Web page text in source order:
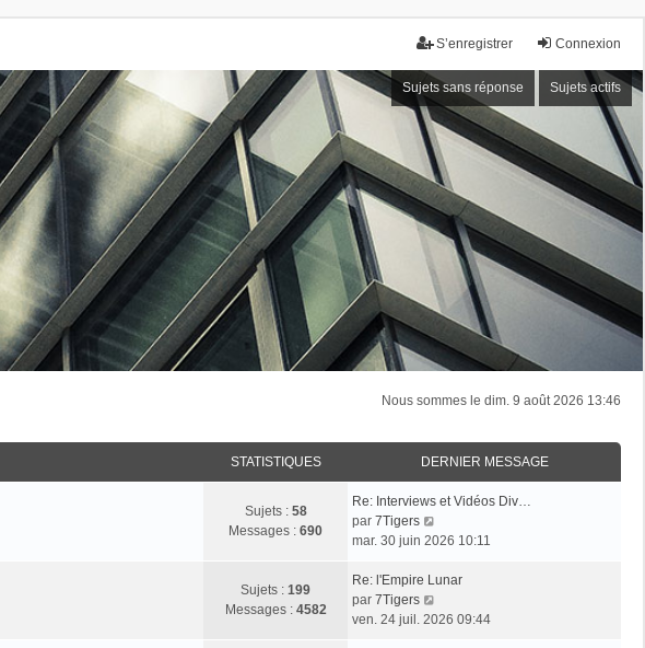
Connexion
S’enregistrer
Sujets sans réponse Sujets actifs
Nous sommes le dim. 9 août 2026 13:46
STATISTIQUES DERNIER MESSAGE
Sujets : 58
Messages : 690
Re: Interviews et Vidéos Div…
par 7Tigers
o
r
e
mar. 30 juin 2026 10:11
Sujets : 199
Messages : 4582
Re: l'Empire Lunar
par 7Tigers
o
ven. 24 juil. 2026 09:44